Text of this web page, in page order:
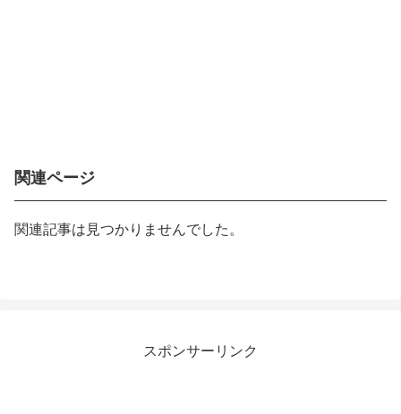
関連ページ
関連記事は見つかりませんでした。
スポンサーリンク